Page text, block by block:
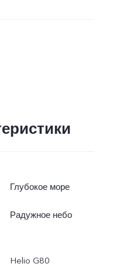
Глубокое море
Радужное небо
Helio G80